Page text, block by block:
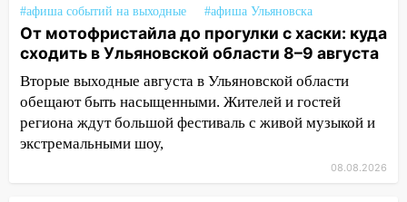
12:01 Пьяная женщина сбила
шестилетнего ребёнка на улице
Федерации: возбуждено уголовное дело
11:16 В Ульяновске ищут 37-летнего
мужчину, пропавшего ещё 19 июля
10:30 От мотофристайла до прогулки с
#афиша событий на выходные
#афиша Ульяновска
От мотофристайла до прогулки с хаски: куда
сходить в Ульяновской области 8–9 августа
Вторые выходные августа в Ульяновской области
обещают быть насыщенными. Жителей и гостей
региона ждут большой фестиваль с живой музыкой и
экстремальными шоу,
08.08.2026